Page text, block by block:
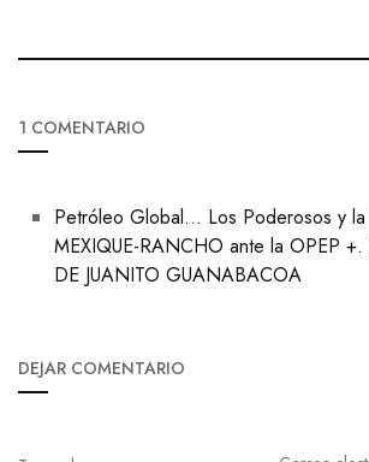
1 COMENTARIO
Petróleo Global… Los Poderosos y
MEXIQUE-RANCHO ante la OPEP
DE JUANITO GUANABACOA
DEJAR COMENTARIO